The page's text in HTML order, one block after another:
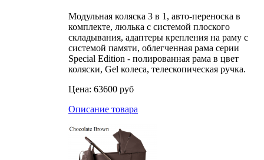
Модульная коляска 3 в 1, авто-переноска в
комплекте, люлька с системой плоского
складывания, адаптеры крепления на раму с
системой памяти, облегченная рама серии
Special Edition - полированная рама в цвет
коляски, Gel колеса, телескопическая ручка.
Цена: 63600 руб
Описание товара